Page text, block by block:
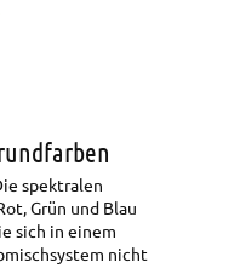
spektralen
Grün und Blau
sich in einem
nicht